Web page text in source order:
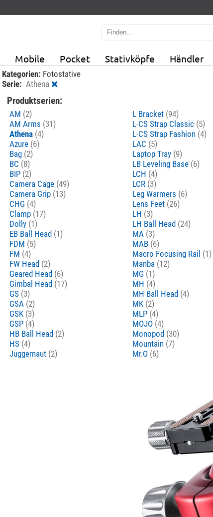
Mobile Pocket Stativköpfe Händler
Kategorien: Fotostative
Serie: Athena
Produktserien:
AM (2)
AM Arms (31)
Athena (4)
Azure (6)
Bag (2)
BC (8)
BIP (2)
Camera Cage (49)
Camera Grip (13)
CHG (4)
Clamp (17)
Dolly (1)
EB Ball Head (1)
FDM (5)
FM (4)
FW Head (2)
Geared Head (6)
Gimbal Head (17)
GS (3)
GSA (2)
GSK (3)
GSP (4)
HB Ball Head (2)
HS (4)
Juggernaut (2)
L Bracket (94)
L-CS Strap Classic (5)
L-CS Strap Fashion (4)
LAC (5)
Laptop Tray (9)
LB Leveling Base (6)
LCH (4)
LCR (3)
Leg Warmers (6)
Lens Feet (26)
LH (3)
LH Ball Head (24)
MA (3)
MAB (6)
Macro Focusing Rail (1)
Manba (12)
MG (1)
MH (4)
MH Ball Head (4)
MK (2)
MLP (4)
MOJO (4)
Monopod (30)
Mountain (7)
Mr.O (6)